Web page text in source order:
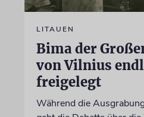
LITAUEN
Bima der
von Vilnius
freigelegt
Während die